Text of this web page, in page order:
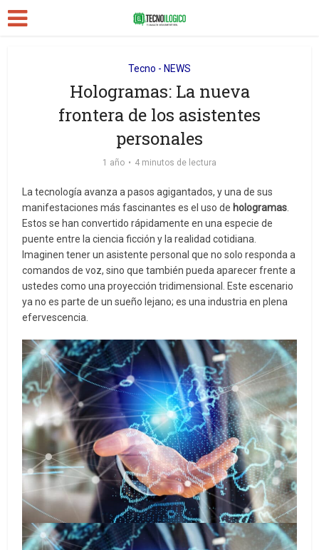
Tecno - NEWS
Hologramas: La nueva
frontera de los asistentes
personales
1 año 4 minutos de lectura
La tecnología avanza a pasos agigantados, y una de sus
manifestaciones más fascinantes es el uso de hologramas
Estos se han convertido rápidamente en una especie de
puente entre la ciencia ficción y la realidad cotidiana.
Imaginen tener un asistente personal que no solo responda a
comandos de voz, sino que también pueda aparecer frente a
ustedes como una proyección tridimensional. Este escenario
ya no es parte de un sueño lejano; es una industria en plena
efervescencia.